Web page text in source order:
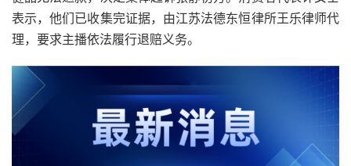
表示，他们已收集完证据，由江苏法德东恒律所王乐律师代
理，要求主播依法履行退赔义务。